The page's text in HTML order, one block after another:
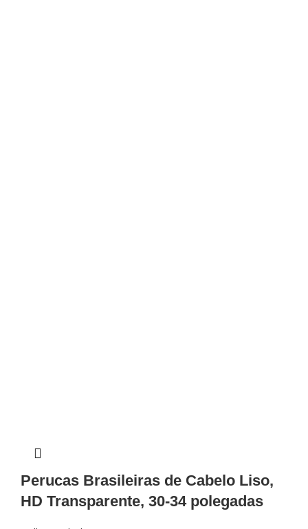
Perucas Brasileiras de Cabelo Liso,
HD Transparente, 30-34 polegadas